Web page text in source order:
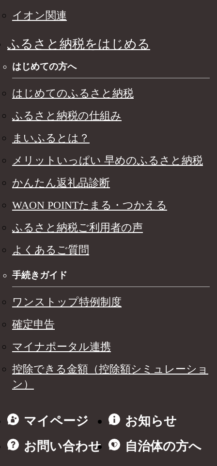
イオン関連
ふるさと納税をはじめる
はじめての方へ
はじめてのふるさと納税
ふるさと納税の仕組み
まいふるとは？
メリットいっぱい 早めのふるさと納税
かんたん返礼品診断
WAON POINTたまる・つかえる
ふるさと納税ご利用者の声
よくあるご質問
手続きガイド
ワンストップ特例制度
確定申告
マイナポータル連携
控除できる金額（控除額シミュレーショ
ン）
マイページ
お知らせ
お問い合わせ
自治体の方へ